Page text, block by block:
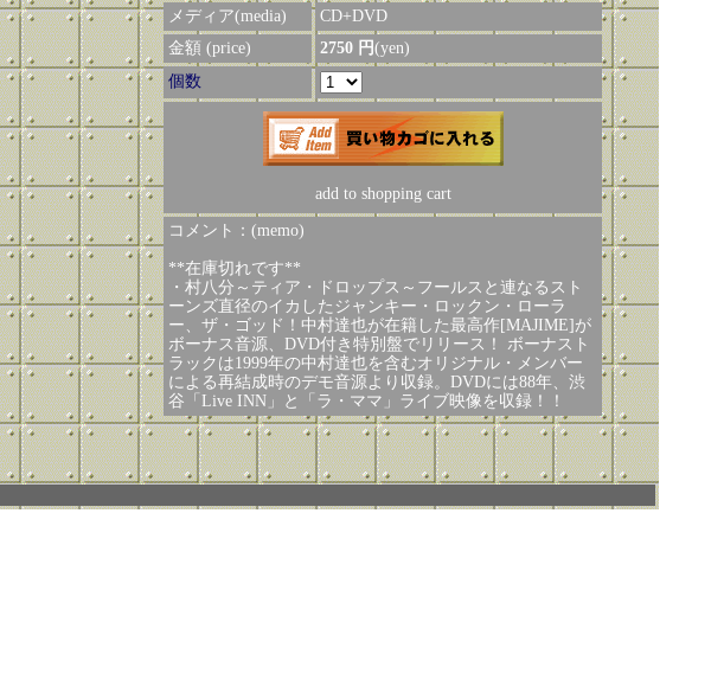
メディア(media)
CD+DVD
金額 (price)
2750 円(yen)
個数
add to shopping cart
コメント：(memo)
**在庫切れです**
・村八分～ティア・ドロップス～フールスと連なるスト
ーンズ直径のイカしたジャンキー・ロックン・ローラ
ー、ザ・ゴッド！中村達也が在籍した最高作[MAJIME]が
ボーナス音源、DVD付き特別盤でリリース！ ボーナスト
ラックは1999年の中村達也を含むオリジナル・メンバー
による再結成時のデモ音源より収録。DVDには88年、渋
谷「Live INN」と「ラ・ママ」ライブ映像を収録！！